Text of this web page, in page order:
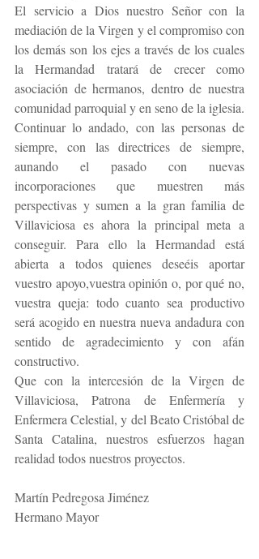
El servicio a Dios nuestro Señor con la
mediación de la Virgen y el compromiso con
los demás son los ejes a través de los cuales
la Hermandad tratará de crecer como
asociación de hermanos, dentro de nuestra
comunidad parroquial y en seno de la iglesia.
Continuar lo andado, con las personas de
siempre, con las directrices de siempre,
aunando el pasado con nuevas
incorporaciones que muestren más
perspectivas y sumen a la gran familia de
Villaviciosa es ahora la principal meta a
conseguir. Para ello la Hermandad está
abierta a todos quienes deseéis aportar
vuestro apoyo,vuestra opinión o, por qué no,
vuestra queja: todo cuanto sea productivo
será acogido en nuestra nueva andadura con
sentido de agradecimiento y con afán
constructivo.
Que con la intercesión de la Virgen de
Villaviciosa, Patrona de Enfermería y
Enfermera Celestial, y del Beato Cristóbal de
Santa Catalina, nuestros esfuerzos hagan
realidad todos nuestros proyectos.
Martín Pedregosa Jiménez
Hermano Mayor